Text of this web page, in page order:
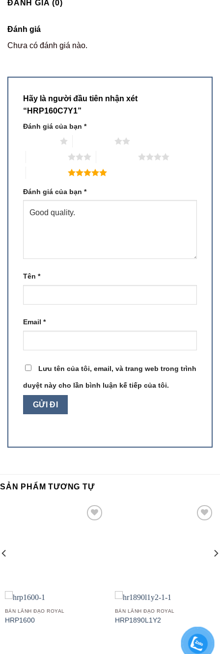
ĐÁNH GIÁ (0)
Đánh giá
Chưa có đánh giá nào.
Hãy là người đầu tiên nhận xét
“HRP160C7Y1”
Đánh giá của bạn *
Đánh giá của bạn *
Tên *
Email *
Lưu tên của tôi, email, và trang web trong trình
duyệt này cho lần bình luận kế tiếp của tôi.
SẢN PHẨM TƯƠNG TỰ
BÀN LÃNH ĐẠO ROYAL
HRP1600
BÀN LÃNH ĐẠO ROYAL
HRP1890L1Y2